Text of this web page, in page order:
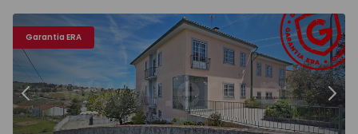
Garantia ERA
Moradia Geminada T5 Guarda - 1548292 - 39
Anterior